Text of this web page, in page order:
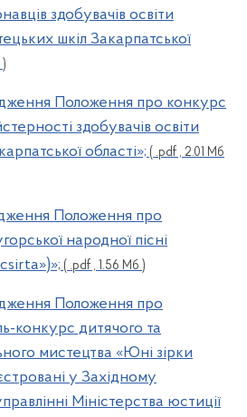
здобувачів освіти
шкіл Закарпатської
Положення про конкурс
здобувачів освіти
області»; ( .pdf , 2.01 Мб
Положення про
народної пісні
( .pdf , 1.56 Мб )
Положення про
конкурс дитячого та
мистецтва «Юні зірки
у Західному
Міністерства юстиції